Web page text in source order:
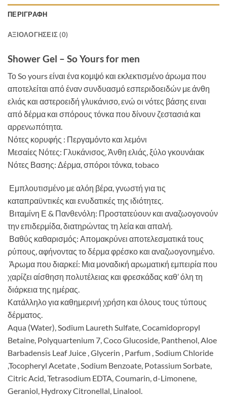
ΠΕΡΙΓΡΑΦΉ
ΑΞΙΟΛΟΓΉΣΕΙΣ (0)
Shower Gel – So Yours for men
Το So yours είναι ένα κομψό και εκλεκτισμένο άρωμα που
αποτελείται από έναν συνδυασμό εσπεριδοειδών με άνθη
ελιάς και αστεροειδή γλυκάνισο, ενώ οι νότες βάσης ειναι
από δέρμα και σπόρους τόνκα που δίνουν ζεστασιά και
αρρενωπότητα.
Νότες κορυφής : Περγαμόντο και λεμόνι
Μεσαίες Νότες: Γλυκάνισος, Άνθη ελιάς, ξύλο γκουνάιακ
Νότες Βασης: Δέρμα, σπόροι τόνκα, tobaco
Εμπλουτισμένο με αλόη βέρα, γνωστή για τις
καταπραϋντικές και ενυδατικές της ιδιότητες.
Βιταμίνη Ε & Πανθενόλη: Προστατεύουν και αναζωογονούν
την επιδερμίδα, διατηρώντας τη λεία και απαλή.
Βαθύς καθαρισμός: Απομακρύνει αποτελεσματικά τους
ρύπους, αφήνοντας το δέρμα φρέσκο και αναζωογονημένο.
Άρωμα που διαρκεί: Μια μοναδική αρωματική εμπειρία που
χαρίζει αίσθηση πολυτέλειας και φρεσκάδας καθ’ όλη τη
διάρκεια της ημέρας.
Κατάλληλο για καθημερινή χρήση και όλους τους τύπους
δέρματος.
Aqua (Water), Sodium Laureth Sulfate, Cocamidopropyl
Betaine, Polyquartenium 7, Coco Glucoside, Panthenol, Aloe
Barbadensis Leaf Juice , Glycerin , Parfum , Sodium Chloride
,Tocopheryl Acetate , Sodium Benzoate, Potassium Sorbate,
Citric Acid, Tetrasodium EDTA, Coumarin, d-Limonene,
Geraniol, Hydroxy Citronellal, Linalool.